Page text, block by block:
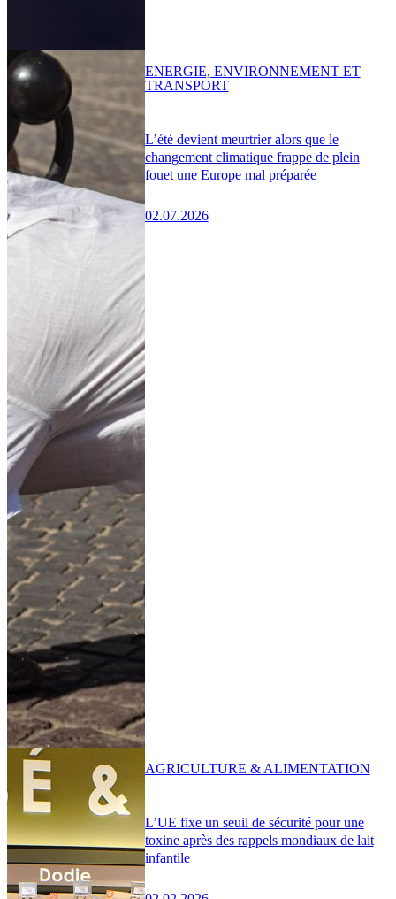
L’été devient meurtrier alors que le
changement climatique frappe de plein
fouet une Europe mal préparée
02.07.2026
ENERGIE, ENVIRONNEMENT ET
TRANSPORT
L’UE fixe un seuil de sécurité pour une
toxine après des rappels mondiaux de lait
infantile
AGRICULTURE & ALIMENTATION